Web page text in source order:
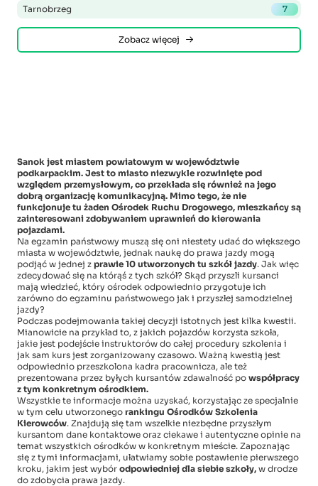
Tarnobrzeg 7
Zobacz więcej
Sanok jest miastem powiatowym w województwie
podkarpackim. Jest to miasto niezwykle rozwinięte pod
względem przemysłowym, co przekłada się również na jego
dobrą organizację komunikacyjną. Mimo tego, że nie
funkcjonuje tu żaden Ośrodek Ruchu Drogowego, mieszkańcy są
zainteresowani zdobywaniem uprawnień do kierowania
pojazdami.
Na egzamin państwowy muszą się oni niestety udać do większego
miasta w województwie, jednak naukę do prawa jazdy mogą
podjąć w jednej z prawie 10 utworzonych tu szkół jazdy. Jak więc
zdecydować się na którąś z tych szkół? Skąd przyszli kursanci
mają wiedzieć, który ośrodek odpowiednio przygotuje ich
zarówno do egzaminu państwowego jak i przyszłej samodzielnej
jazdy?
Podczas podejmowania takiej decyzji istotnych jest kilka kwestii.
Mianowicie na przykład to, z jakich pojazdów korzysta szkoła,
jakie jest podejście instruktorów do całej procedury szkolenia i
jak sam kurs jest zorganizowany czasowo. Ważną kwestią jest
odpowiednio przeszkolona kadra pracownicza, ale też
prezentowana przez byłych kursantów zdawalność po współpracy
z tym konkretnym ośrodkiem.
Wszystkie te informacje można uzyskać, korzystając ze specjalnie
w tym celu utworzonego rankingu Ośrodków Szkolenia
Kierowców. Znajdują się tam wszelkie niezbędne przyszłym
kursantom dane kontaktowe oraz ciekawe i autentyczne opinie na
temat wszystkich ośrodków w konkretnym mieście. Zapoznając
się z tymi informacjami, ułatwiamy sobie postawienie pierwszego
kroku, jakim jest wybór odpowiedniej dla siebie szkoły, w drodze
do zdobycia prawa jazdy.